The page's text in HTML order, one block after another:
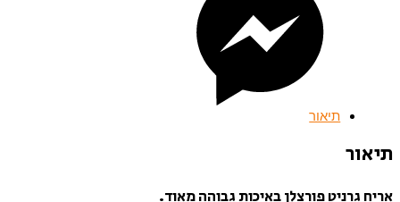
תיאור
תיאור
אריח גרניט פורצלן באיכות גבוהה מאוד.